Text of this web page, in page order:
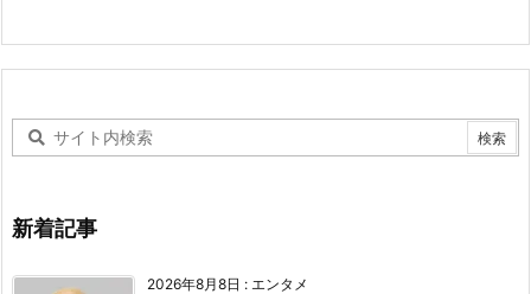
新着記事
2026年8月8日 : エンタメ